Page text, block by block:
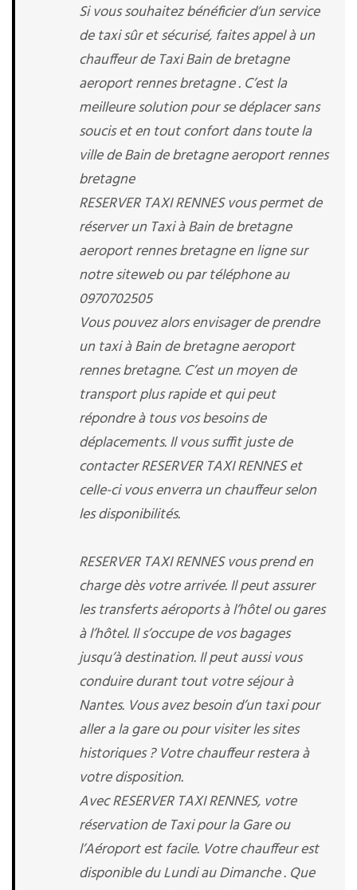
Si vous souhaitez bénéficier d’un service
de taxi sûr et sécurisé, faites appel à un
chauffeur de Taxi Bain de bretagne
aeroport rennes bretagne . C’est la
meilleure solution pour se déplacer sans
soucis et en tout confort dans toute la
ville de Bain de bretagne aeroport rennes
bretagne
RESERVER TAXI RENNES vous permet de
réserver un Taxi à Bain de bretagne
aeroport rennes bretagne en ligne sur
notre siteweb ou par téléphone au
0970702505
Vous pouvez alors envisager de prendre
un taxi à Bain de bretagne aeroport
rennes bretagne. C’est un moyen de
transport plus rapide et qui peut
répondre à tous vos besoins de
déplacements. Il vous suffit juste de
contacter RESERVER TAXI RENNES et
celle-ci vous enverra un chauffeur selon
les disponibilités.
RESERVER TAXI RENNES vous prend en
charge dès votre arrivée. Il peut assurer
les transferts aéroports à l’hôtel ou gares
à l’hôtel. Il s’occupe de vos bagages
jusqu’à destination. Il peut aussi vous
conduire durant tout votre séjour à
Nantes. Vous avez besoin d’un taxi pour
aller a la gare ou pour visiter les sites
historiques ? Votre chauffeur restera à
votre disposition.
Avec RESERVER TAXI RENNES, votre
réservation de Taxi pour la Gare ou
l’Aéroport est facile. Votre chauffeur est
disponible du Lundi au Dimanche . Que